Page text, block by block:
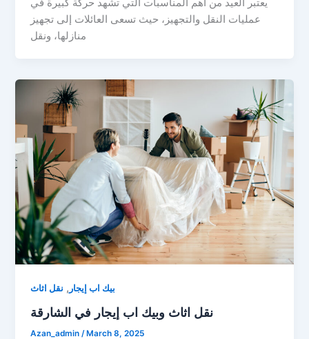
عمليات النقل والتجهيز، حيث تسعى العائلات إلى تجهيز
منازلها، ونقل
بيك اب إيجار , نقل اثاث
نقل اثاث وبيك اب إيجار في الشارقة
Azan_admin/March 8, 2025